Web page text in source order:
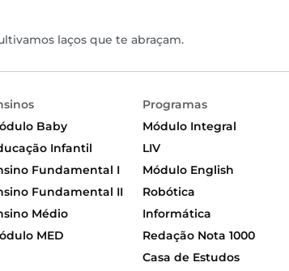
laços que te abraçam.
Baby
Infantil
Fundamental I
Fundamental II
Médio
MED
Programas
Módulo Integral
LIV
Módulo English
Robótica
Informática
Redação Nota 1000
Casa de Estudos